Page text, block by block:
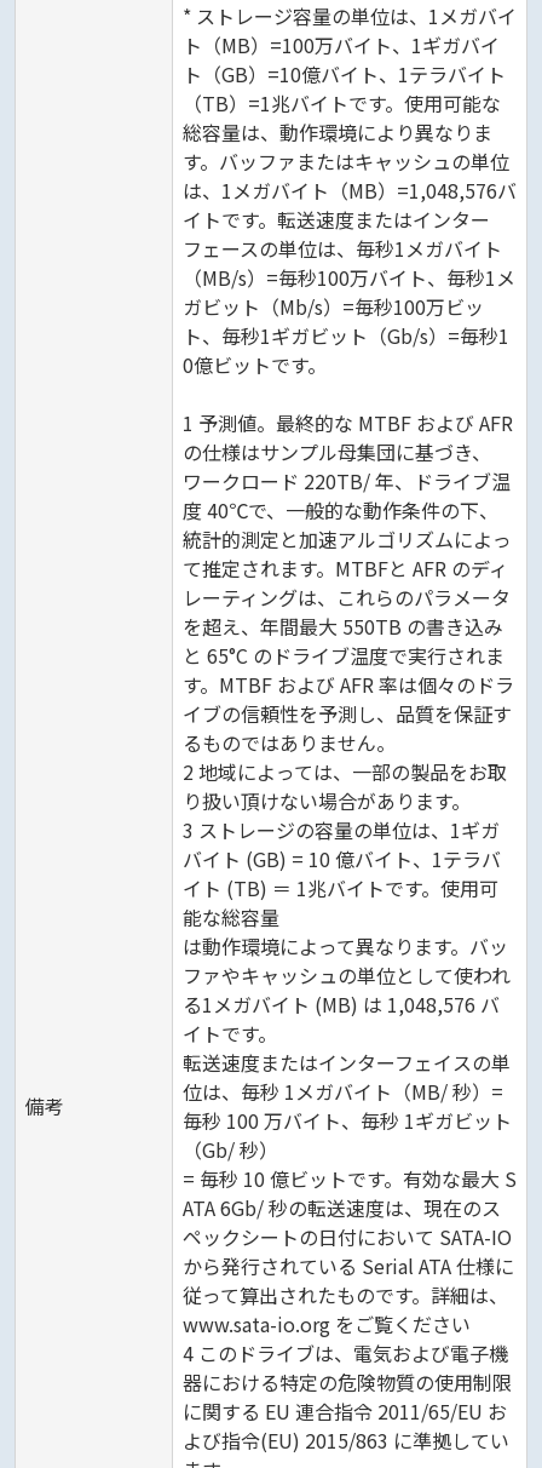
備考
* ストレージ容量の単位は、1メガバイ
ト（MB）=100万バイト、1ギガバイ
ト（GB）=10億バイト、1テラバイト
（TB）=1兆バイトです。使用可能な
総容量は、動作環境により異なりま
す。バッファまたはキャッシュの単位
は、1メガバイト（MB）=1,048,576バ
イトです。転送速度またはインター
フェースの単位は、毎秒1メガバイト
（MB/s）=毎秒100万バイト、毎秒1メ
ガビット（Mb/s）=毎秒100万ビッ
ト、毎秒1ギガビット（Gb/s）=毎秒1
0億ビットです。
1 予測値。最終的な MTBF および AFR
の仕様はサンプル母集団に基づき、
ワークロード 220TB/ 年、ドライブ温
度 40℃で、一般的な動作条件の下、
統計的測定と加速アルゴリズムによっ
て推定されます。MTBFと AFR のディ
レーティングは、これらのパラメータ
を超え、年間最大 550TB の書き込み
と 65°C のドライブ温度で実行されま
す。MTBF および AFR 率は個々のドラ
イブの信頼性を予測し、品質を保証す
るものではありません。
2 地域によっては、一部の製品をお取
り扱い頂けない場合があります。
3 ストレージの容量の単位は、1ギガ
バイト (GB) = 10 億バイト、1テラバ
イト (TB) ＝ 1兆バイトです。使用可
能な総容量
は動作環境によって異なります。バッ
ファやキャッシュの単位として使われ
る1メガバイト (MB) は 1,048,576 バ
イトです。
転送速度またはインターフェイスの単
位は、毎秒 1メガバイト（MB/ 秒）=
毎秒 100 万バイト、毎秒 1ギガビット
（Gb/ 秒）
= 毎秒 10 億ビットです。有効な最大 S
ATA 6Gb/ 秒の転送速度は、現在のス
ペックシートの日付において SATA-IO
から発行されている Serial ATA 仕様に
従って算出されたものです。詳細は、
www.sata-io.org をご覧ください
4 このドライブは、電気および電子機
器における特定の危険物質の使用制限
に関する EU 連合指令 2011/65/EU お
よび指令(EU) 2015/863 に準拠してい